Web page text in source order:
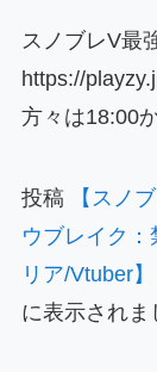
スノブレV最
https://
方々は18:00
投稿
【スノ
ウブレイク
リア/Vtuber】
に表示されま